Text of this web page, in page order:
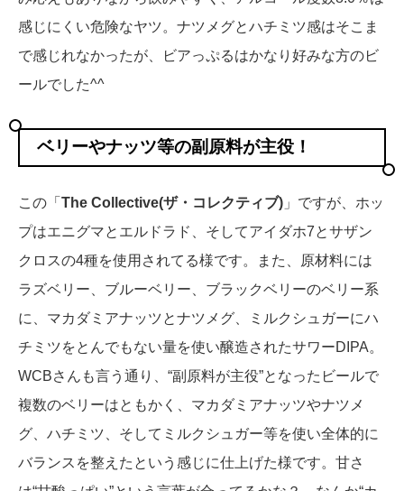
感じにくい危険なヤツ。ナツメグとハチミツ感はそこま
で感じれなかったが、ビアっぷるはかなり好みな方のビ
ールでした^^
ベリーやナッツ等の副原料が主役！
この「 The Collective(ザ・コレクティブ) 」ですが、ホッ
プはエニグマとエルドラド、そしてアイダホ7とサザン
クロスの4種を使用されてる様です。また、原材料には
ラズベリー、ブルーベリー、ブラックベリーのベリー系
に、マカダミアナッツとナツメグ、ミルクシュガーにハ
チミツをとんでもない量を使い醸造されたサワーDIPA。
WCBさんも言う通り、“副原料が主役”となったビールで
複数のベリーはともかく、マカダミアナッツやナツメ
グ、ハチミツ、そしてミルクシュガー等を使い全体的に
バランスを整えたという感じに仕上げた様です。甘さ